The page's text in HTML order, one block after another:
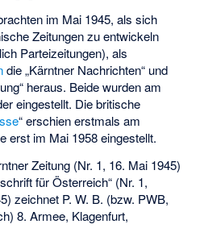
im Mai 1945, als sich
Zeitungen zu entwickeln
Parteizeitungen), als
die „Kärntner Nachrichten“ und
“ heraus. Beide wurden am
eingestellt. Die britische
“ erschien erstmals am
erst im Mai 1958 eingestellt.
Zeitung (Nr. 1, 16. Mai 1945)
für Österreich“ (Nr. 1,
zeichnet P. W. B. (bzw. PWB,
8. Armee, Klagenfurt,